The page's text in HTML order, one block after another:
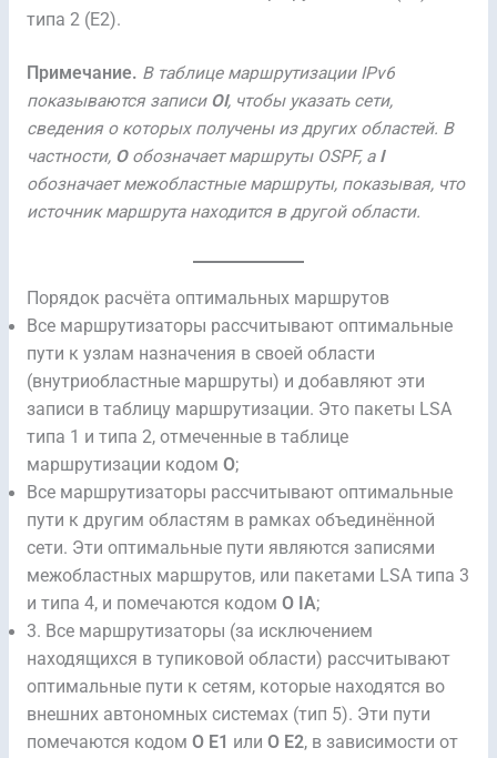
типа 2 (E2).
Примечание. В таблице маршрутизации IPv6
показываются записи OI, чтобы указать сети,
сведения о которых получены из других областей. В
частности, Oобозначает маршруты OSPF, а I
обозначает межобластные маршруты, показывая, что
источник маршрута находится в другой области.
Порядок расчёта оптимальных маршрутов
Все маршрутизаторы рассчитывают оптимальные
пути к узлам назначения в своей области
(внутриобластные маршруты) и добавляют эти
записи в таблицу маршрутизации. Это пакеты LSA
типа 1 и типа 2, отмеченные в таблице
маршрутизации кодом O;
Все маршрутизаторы рассчитывают оптимальные
пути к другим областям в рамках объединённой
сети. Эти оптимальные пути являются записями
межобластных маршрутов, или пакетами LSA типа 3
и типа 4, и помечаются кодом O IA;
3. Все маршрутизаторы (за исключением
находящихся в тупиковой области) рассчитывают
оптимальные пути к сетям, которые находятся во
внешних автономных системах (тип 5). Эти пути
помечаются кодом O E1 или O E2, в зависимости от